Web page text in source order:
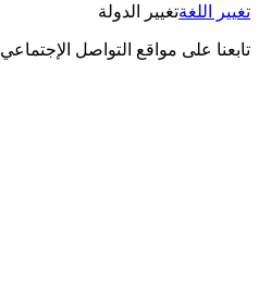
تغيير اللغةتغيير الدولة
تابعنا على مواقع التواصل الإجتماعي